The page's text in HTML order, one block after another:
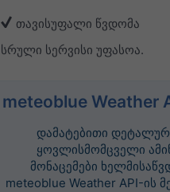
თავისუფალი წვდომა
სრული სერვისი უფასოა.
meteoblue Weather
დამატებითი
ყოვლისმომცველი
მონაცემები
meteoblue Weather API-ის